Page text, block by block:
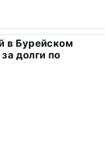
в Бурейском
долги по